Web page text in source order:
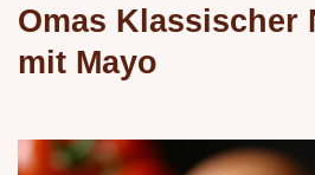
Omas Klassischer
mit Mayo